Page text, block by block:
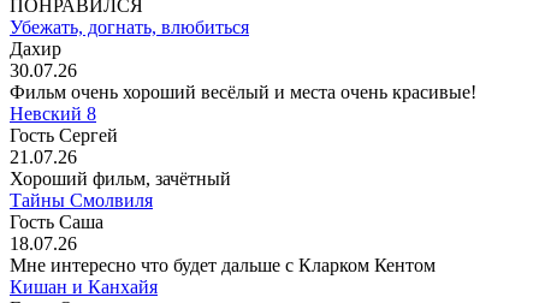
ПОНРАВИЛСЯ
Убежать, догнать, влюбиться
Дахир
30.07.26
Фильм очень хороший весёлый и места очень красивые!
Невский 8
Гость Сергей
21.07.26
Хороший фильм, зачётный
Тайны Смолвиля
Гость Саша
18.07.26
Мне интересно что будет дальше с Кларком Кентом
Кишан и Канхайя